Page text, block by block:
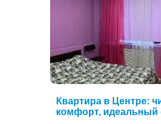
Квартира в Центре:
комфорт, идеальный